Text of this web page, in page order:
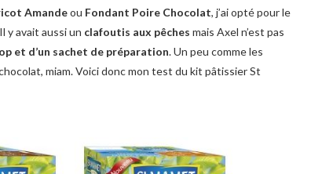
Amandeou Fondant Poire Chocolat, j’ai opté pour le
y avait aussi un clafoutis aux pêches mais Axel n’est pas
et d’un sachet de préparation. Un peu comme les
miam. Voici donc mon test du kit pâtissier St